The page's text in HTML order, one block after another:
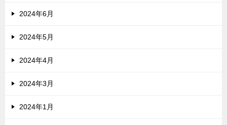
2024年6月
2024年5月
2024年4月
2024年3月
2024年1月